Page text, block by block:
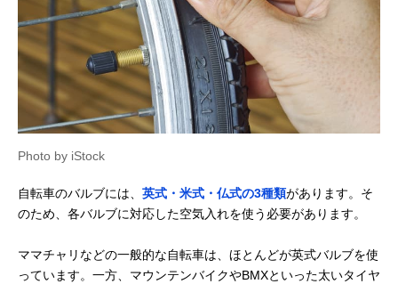
Photo by iStock
自転車のバルブには、 英式・米式・仏式の3種類があります。そ
のため、各バルブに対応した空気入れを使う必要があります。
ママチャリなどの一般的な自転車は、ほとんどが英式バルブを使
っています。一方、マウンテンバイクやBMXといった太いタイヤ